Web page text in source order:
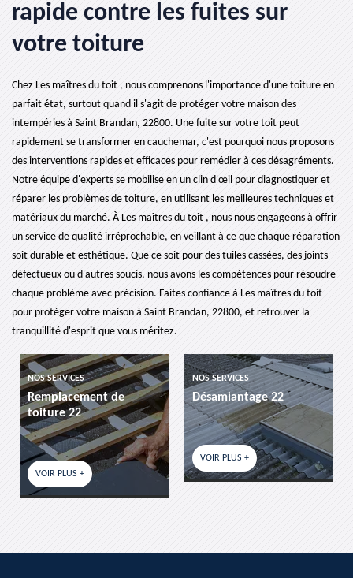
rapide contre les fuites sur
votre toiture
Chez Les maîtres du toit , nous comprenons l'importance d'une toiture en
parfait état, surtout quand il s'agit de protéger votre maison des
intempéries à Saint Brandan, 22800. Une fuite sur votre toit peut
rapidement se transformer en cauchemar, c'est pourquoi nous proposons
des interventions rapides et efficaces pour remédier à ces désagréments.
Notre équipe d'experts se mobilise en un clin d'œil pour diagnostiquer et
réparer les problèmes de toiture, en utilisant les meilleures techniques et
matériaux du marché. À Les maîtres du toit , nous nous engageons à offrir
un service de qualité irréprochable, en veillant à ce que chaque réparation
soit durable et esthétique. Que ce soit pour des tuiles cassées, des joints
défectueux ou d'autres soucis, nous avons les compétences pour résoudre
chaque problème avec précision. Faites confiance à Les maîtres du toit
pour protéger votre maison à Saint Brandan, 22800, et retrouver la
tranquillité d'esprit que vous méritez.
NOS SERVICES
Désamiantage 22
VOIR PLUS +
NOS SERVICES
etancheite de toiture 22
VOIR PLUS +